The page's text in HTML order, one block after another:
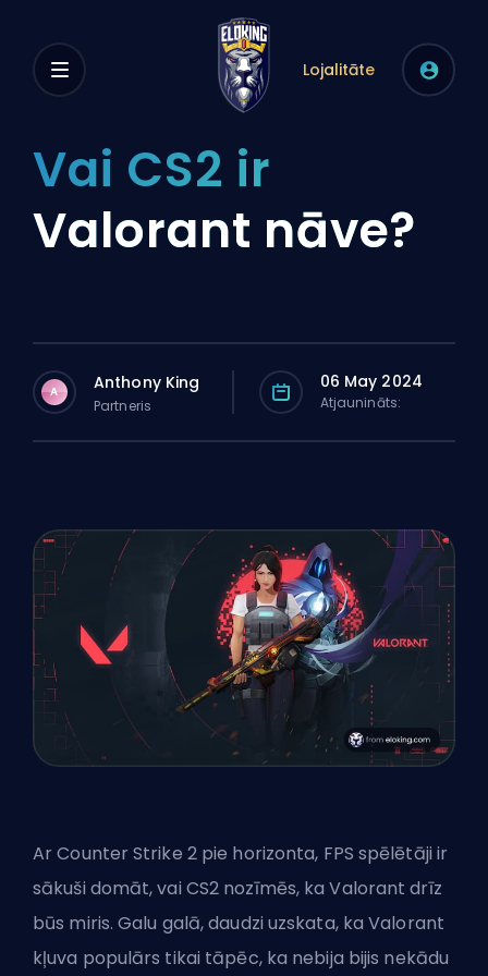
Lojalitāte
Vai CS2 ir
Valorant nāve?
A Anthony King
Partneris
06 May 2024
Atjaunināts:
Ar Counter Strike 2 pie horizonta, FPS spēlētāji ir
sākuši domāt, vai CS2 nozīmēs, ka Valorant drīz
būs miris. Galu galā, daudzi uzskata, ka Valorant
kļuva populārs tikai tāpēc, ka nebija bijis nekādu